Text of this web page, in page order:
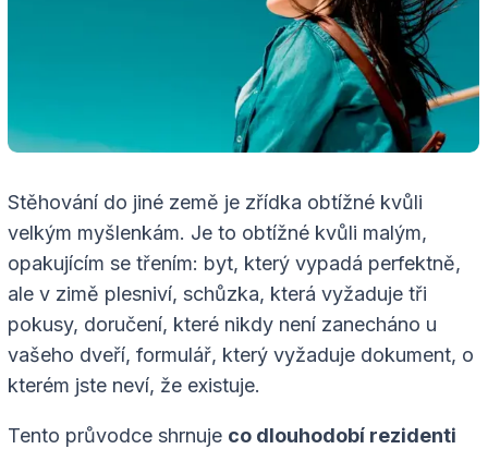
Stěhování do jiné země je zřídka obtížné kvůli
velkým myšlenkám. Je to obtížné kvůli malým,
opakujícím se třením: byt, který vypadá perfektně,
ale v zimě plesniví, schůzka, která vyžaduje tři
pokusy, doručení, které nikdy není zanecháno u
vašeho dveří, formulář, který vyžaduje dokument, o
kterém jste neví, že existuje.
Tento průvodce shrnuje co dlouhodobí rezidenti